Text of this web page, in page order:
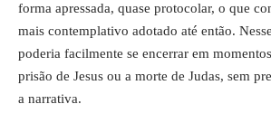
forma apressada, quase protocolar, o que
mais contemplativo adotado até então.
poderia facilmente se encerrar em
prisão de Jesus ou a morte de Judas, sem
a narrativa.